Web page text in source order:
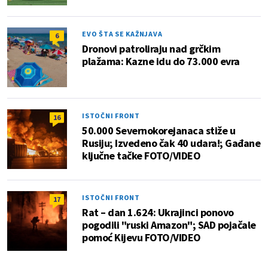
6 EVO ŠTA SE KAŽNJAVA
Dronovi patroliraju nad grčkim
plažama: Kazne idu do 73.000 evra
16 ISTOČNI FRONT
50.000 Severnokorejanaca stiže u
Rusiju; Izvedeno čak 40 udara!; Gađane
ključne tačke FOTO/VIDEO
17 ISTOČNI FRONT
Rat – dan 1.624: Ukrajinci ponovo
pogodili "ruski Amazon"; SAD pojačale
pomoć Kijevu FOTO/VIDEO